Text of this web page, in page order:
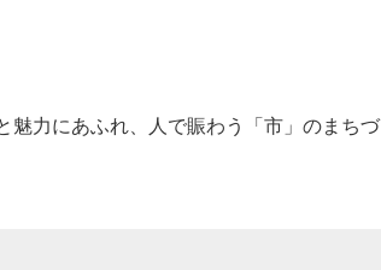
魅力にあふれ、人で賑わう「市」のまちづ